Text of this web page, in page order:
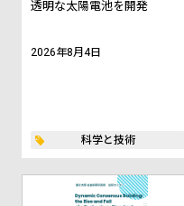
透明な太陽電池を開発
2026年8月4日
科学と技術